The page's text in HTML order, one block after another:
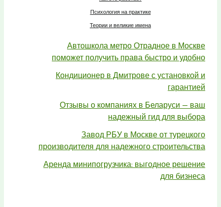
Психология на практике
Теории и великие имена
Автошкола метро Отрадное в Москве
поможет получить права быстро и удобно
Кондиционер в Дмитрове с установкой и
гарантией
Отзывы о компаниях в Беларуси — ваш
надежный гид для выбора
Завод РБУ в Москве от турецкого
производителя для надежного строительства
Аренда минипогрузчика: выгодное решение
для бизнеса